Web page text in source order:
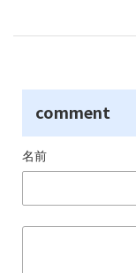
comment
名前